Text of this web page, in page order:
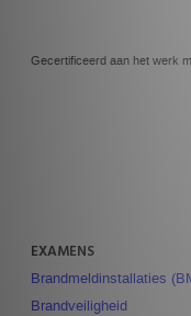
Gecertificeerd aan het werk
EXAMENS
Brandmeldinstallaties
Brandveiligheid